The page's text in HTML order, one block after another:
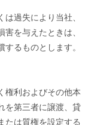
過失により当社、
を与えたときは、
るものとします。
権利およびその他本
を第三者に譲渡、貸
たは質権を設定する